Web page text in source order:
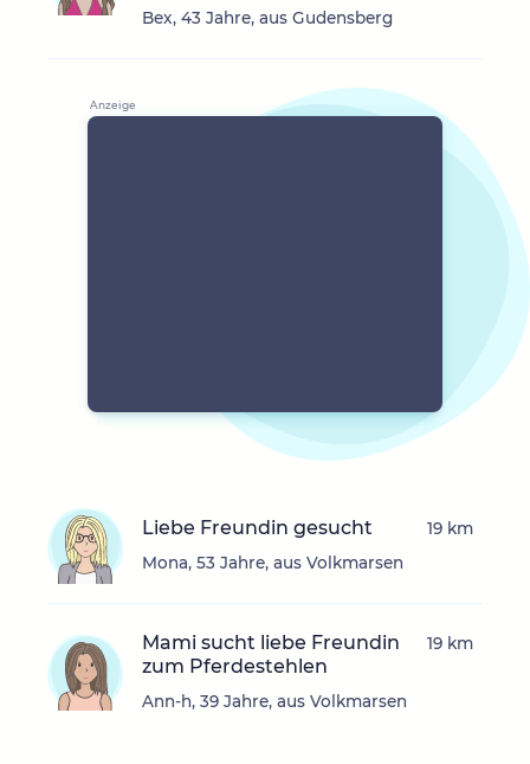
Bex, 43 Jahre, aus Gudensberg
Liebe Freundin gesucht
Mona, 53 Jahre, aus Volkmarsen
19 km
Mami sucht liebe Freundin
zum Pferdestehlen
Ann-h, 39 Jahre, aus Volkmarsen
19 km